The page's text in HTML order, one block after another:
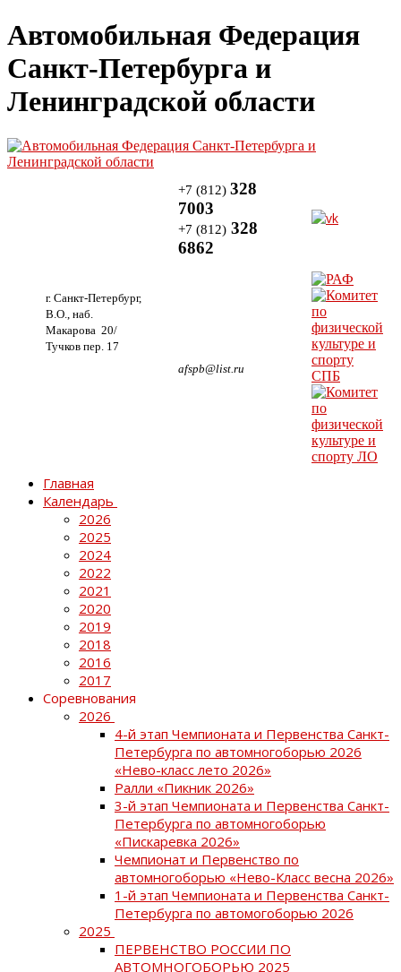
Автомобильная Федерация
Санкт-Петербурга и
Ленинградской области
г. Санкт-Петербург,
В.О., наб.
Макарова 20/
Тучков пер. 17
+7 (812) 328
7003
+7 (812) 328
6862
afspb@list.ru
Главная
Календарь
2026
2025
2024
2022
2021
2020
2019
2018
2016
2017
Соревнования
2026
4-й этап Чемпионата и Первенства Санкт-
Петербурга по автомногоборью 2026
«Нево-класс лето 2026»
Ралли «Пикник 2026»
3-й этап Чемпионата и Первенства Санкт-
Петербурга по автомногоборью
«Пискаревка 2026»
Чемпионат и Первенство по
автомногоборью «Нево-Класс весна 2026»
1-й этап Чемпионата и Первенства Санкт-
Петербурга по автомогоборью 2026
2025
ПЕРВЕНСТВО РОССИИ ПО
АВТОМНОГОБОРЬЮ 2025